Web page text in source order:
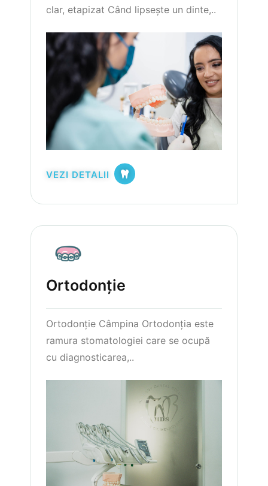
clar, etapizat Când lipsește un dinte,..
VEZI DETALII
Ortodonție
Ortodonție Câmpina Ortodonția este
ramura stomatologiei care se ocupă
cu diagnosticarea,..